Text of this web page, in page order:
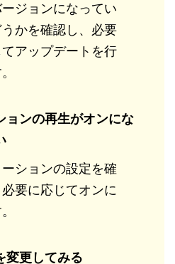
ジョンになってい
かを確認し、必要
アップデートを行
ョンの再生がオンにな
ションの設定を確
要に応じてオンに
変更してみる